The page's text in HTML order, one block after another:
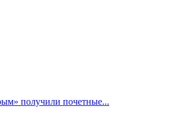
получили почетные...